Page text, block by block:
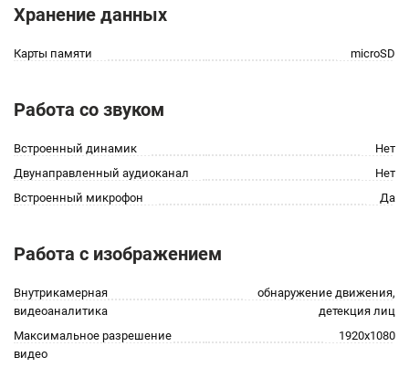
Хранение данных
Карты памяти microSD
Работа со звуком
Встроенный динамик
Нет
Двунаправленный аудиоканал
Нет
Встроенный микрофон
Да
Работа с изображением
Внутрикамерная
видеоаналитика
обнаружение движения,
детекция лиц
Максимальное разрешение
видео
1920x1080